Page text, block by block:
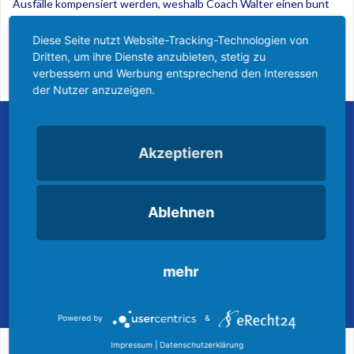
Ausfälle kompensiert werden, weshalb Coach Walter einen bunt
Weiterlesen
Diese Seite nutzt Website-Tracking-Technologien von
Dritten, um ihre Dienste anzubieten, stetig zu
verbessern und Werbung entsprechend den Interessen
der Nutzer anzuzeigen.
Akzeptieren
Ablehnen
mehr
Powered by &
Impressum Datenschutzerklärung